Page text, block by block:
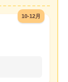
10-12月